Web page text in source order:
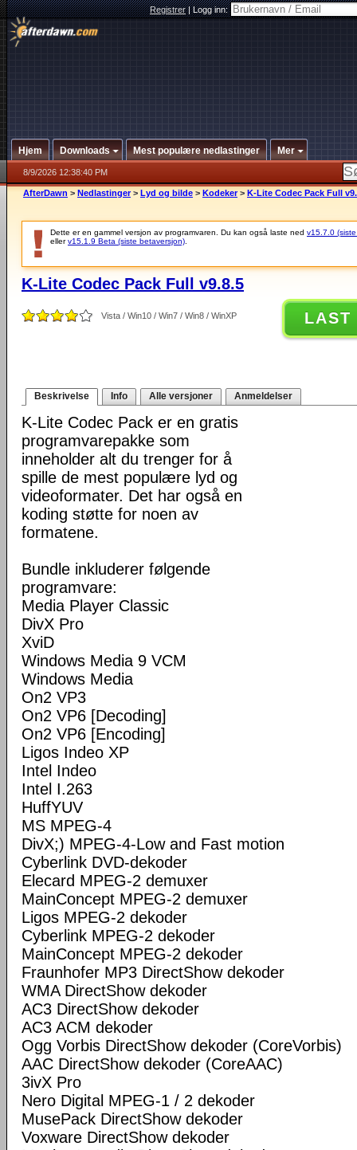
Registrer|Logg inn:
Hjem Downloads Mest populære nedlastinger Mer
8/9/2026 12:38:40 PM
AfterDawn > Nedlastinger > Lyd og bilde > Kodeker > K-Lite Codec Pack Full
Dette er en gammel versjon av programvaren. Du kan også laste ned v15.7.0
ellerv15.1.9 Beta (siste betaversjon)
K-Lite Codec Pack Full v9.8.5
Vista / Win10 / Win7 / Win8 / WinXP LAST
Beskrivelse Info Alle versjoner Anmeldelser
K-Lite Codec Pack er en gratis
programvarepakke som
inneholder alt du trenger for å
spille de mest populære lyd og
videoformater. Det har også en
koding støtte for noen av
formatene.
Bundle inkluderer følgende
programvare:
Media Player Classic
DivX Pro
XviD
Windows Media 9 VCM
Windows Media
On2 VP3
On2 VP6 [Decoding]
On2 VP6 [Encoding]
Ligos Indeo XP
Intel Indeo
Intel I.263
HuffYUV
MS MPEG-4
DivX;) MPEG-4-Low and Fast motion
Cyberlink DVD-dekoder
Elecard MPEG-2 demuxer
MainConcept MPEG-2 demuxer
Ligos MPEG-2 dekoder
Cyberlink MPEG-2 dekoder
MainConcept MPEG-2 dekoder
Fraunhofer MP3 DirectShow dekoder
WMA DirectShow dekoder
AC3 DirectShow dekoder
AC3 ACM dekoder
Ogg Vorbis DirectShow dekoder (CoreVorbis)
AAC DirectShow dekoder (CoreAAC)
3ivX Pro
Nero Digital MPEG-1 / 2 dekoder
MusePack DirectShow dekoder
Voxware DirectShow dekoder